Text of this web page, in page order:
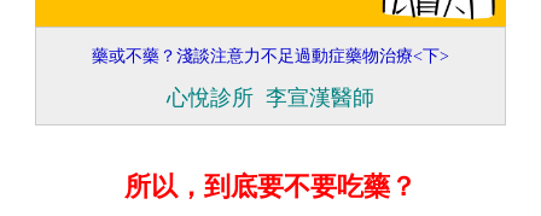
藥或不藥？淺談注意力不足過動症藥物治療<下>
心悅診所 李宣漢醫師
所以，到底要不要吃藥？